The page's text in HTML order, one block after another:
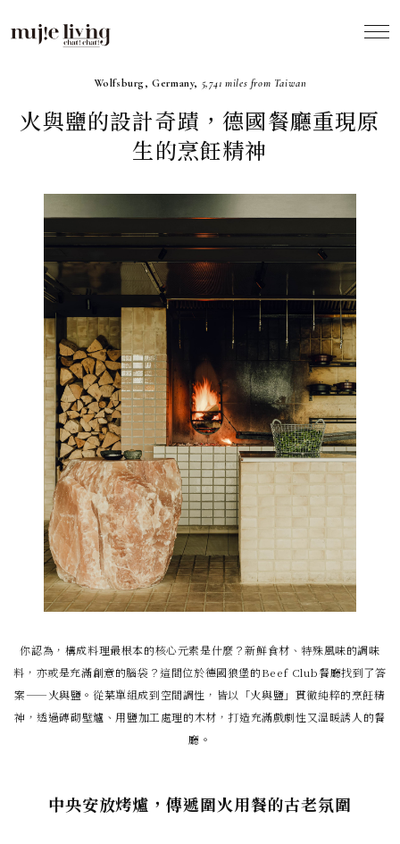
Wolfsburg, Germany, 5,741 miles from Taiwan
火與鹽的設計奇蹟，德國餐廳重現原
生的烹飪精神
你認為，構成料理最根本的核心元素是什麼？新鮮食材、特殊風味的調味
料，亦或是充滿創意的腦袋？這間位於德國狼堡的Beef Club餐廳找到了答
案——火與鹽。從菜單組成到空間調性，皆以「火與鹽」貫徹純粹的烹飪精
神，透過磚砌壁爐、用鹽加工處理的木材，打造充滿戲劇性又溫暖誘人的餐
廳。
中央安放烤爐，傳遞圍火用餐的古老氛圍